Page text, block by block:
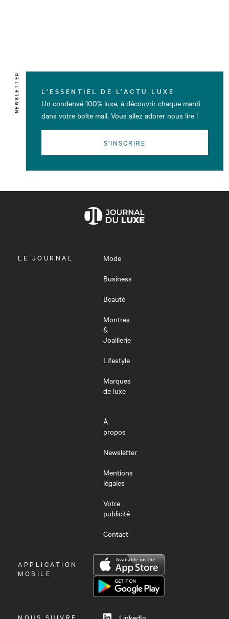
NEWSLETTER L’ESSENTIEL DE L’ACTU LUXE
Un condensé 100% luxe, à découvrir chaque mardi
dans votre boîte mail. Vous allez adorer nous lire !
S'INSCRIRE
OUVRIR
LE JOURNAL
Mode
Business
Beauté
Montres
&
Joaillerie
Lifestyle
Marques
de luxe
À
propos
Newsletter
Mentions
légales
Votre
publicité
Contact
OUVRIR
LE
APPLICATION
MOBILE